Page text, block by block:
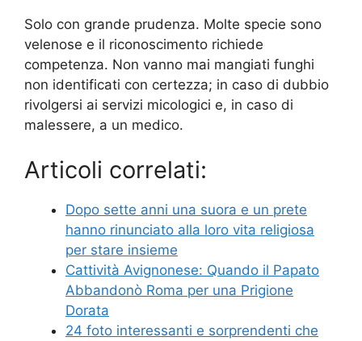
Solo con grande prudenza. Molte specie sono
velenose e il riconoscimento richiede
competenza. Non vanno mai mangiati funghi
non identificati con certezza; in caso di dubbio
rivolgersi ai servizi micologici e, in caso di
malessere, a un medico.
Articoli correlati:
Dopo sette anni una suora e un prete
hanno rinunciato alla loro vita religiosa
per stare insieme
Cattività Avignonese: Quando il Papato
Abbandonò Roma per una Prigione
Dorata
24 foto interessanti e sorprendenti che